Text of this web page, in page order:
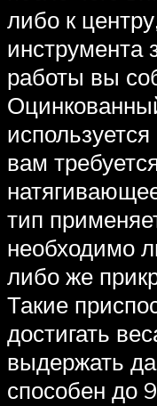
либо к
инструмента
работы вы
вам
тип
необходимо
либо же
Такие
достигать
выдержать
способен до